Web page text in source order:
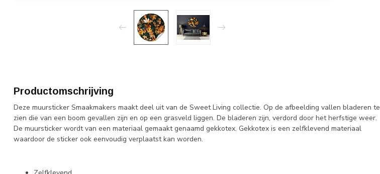
Productomschrijving
Deze muursticker Smaakmakers maakt deel uit van de Sweet Living collectie. Op de afbeelding vallen bladeren te
zien die van een boom gevallen zijn en op een grasveld liggen. De bladeren zijn, verdord door het herfstige weer.
De muursticker wordt van een materiaal gemaakt genaamd gekkotex. Gekkotex is een zelfklevend materiaal
waardoor de sticker ook eenvoudig verplaatst kan worden.